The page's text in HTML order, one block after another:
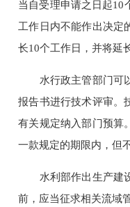
当自受理申请之日起10
工作日内不能作出决定
长10个工作日，并将延
水行政主管部门可以
报告书进行技术评审。
有关规定纳入部门预算
一款规定的期限内，但
水利部作出生产建设
前，应当征求相关流域